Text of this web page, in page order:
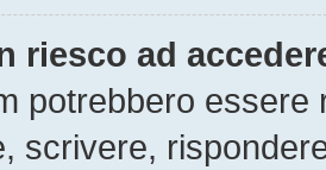
riesco ad
potrebbero
scrivere,